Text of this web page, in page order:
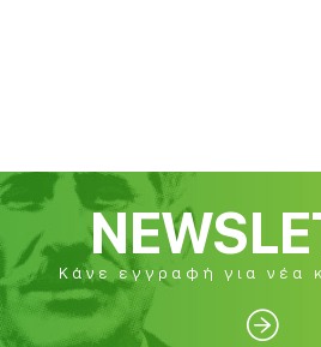
Κάνε εγγραφή για νέα
